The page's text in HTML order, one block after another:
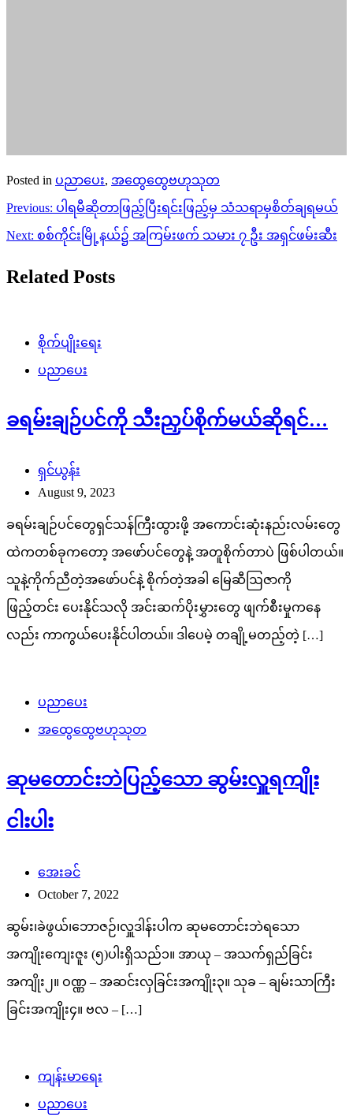
Posted in ပညာပေး, အထွေထွေဗဟုသုတ
Post
navigation
Previous: ပါရမီဆိုတာဖြည့်ပြီးရင်းဖြည့်မှ သံသရာမှစိတ်ချရမယ်
Next: စစ်ကိုင်းမြို့နယ်၌ အကြမ်းဖက် သမား ၇ ဦး အရှင်ဖမ်းဆီး
Related Posts
စိုက်ပျိုးရေး
ပညာပေး
ခရမ်းချဉ်ပင်ကို သီးညှပ်စိုက်မယ်ဆိုရင်…
ရှင်ယွန်း
August 9, 2023
ခရမ်းချဉ်ပင်တွေရှင်သန်ကြီးထွားဖို့ အကောင်းဆုံးနည်းလမ်းတွေ
ထဲကတစ်ခုကတော့ အဖော်ပင်တွေနဲ့ အတူစိုက်တာပဲ ဖြစ်ပါတယ်။
သူနဲ့ကိုက်ညီတဲ့အဖော်ပင်နဲ့ စိုက်တဲ့အခါ မြေဆီဩဇာကို
ဖြည့်တင်း ပေးနိုင်သလို အင်းဆက်ပိုးမွှားတွေ ဖျက်စီးမှုကနေ
လည်း ကာကွယ်ပေးနိုင်ပါတယ်။ ဒါပေမဲ့ တချို့မတည့်တဲ့ […]
ပညာပေး
အထွေထွေဗဟုသုတ
ဆုမတောင်းဘဲပြည့်သော ဆွမ်းလှူရကျိုး
ငါးပါး
အေးခင်
October 7, 2022
ဆွမ်း၊ခဲဖွယ်၊ဘောဇဉ်၊လှူဒါန်းပါက ဆုမတောင်းဘဲရသော
အကျိုးကျေးဇူး (၅)ပါးရှိသည်၁။ အာယု – အသက်ရှည်ခြင်း
အကျိုး၂။ ဝဏ္ဏ – အဆင်းလှခြင်းအကျိုး၃။ သုခ – ချမ်းသာကြီး
ခြင်းအကျိုး၄။ ဗလ – […]
ကျန်းမာရေး
ပညာပေး